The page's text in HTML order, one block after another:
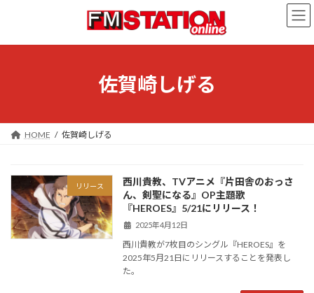
ン
ー
佐賀崎しげる
HOME 佐賀崎しげる
リリース
西川貴教、TVアニメ『片田舎のおっさ
ん、剣聖になる』OP主題歌
『HEROES』5/21にリリース！
2025年4月12日
西川貴教が7枚目のシングル『HEROES』を
2025年5月21日にリリースすることを発表し
た。